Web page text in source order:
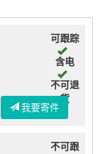
可跟踪
含电
不可退
货
我要寄件
不可跟